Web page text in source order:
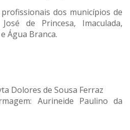
dos municípios de
de Princesa, Imaculada,
Água Branca.
Dolores de Sousa Ferraz
Aurineide Paulino da